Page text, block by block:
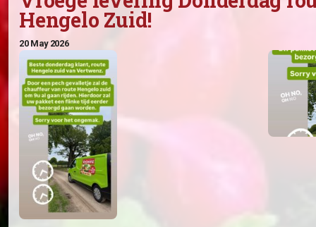
Abonnement Bestellen
Bijbestellen
Iets doorgeven?
Nieuwsflits
Winkel
Recepten
Wat vindt u van Vertwenz?
Vroege levering
Hengelo Zuid!
20 May 2026